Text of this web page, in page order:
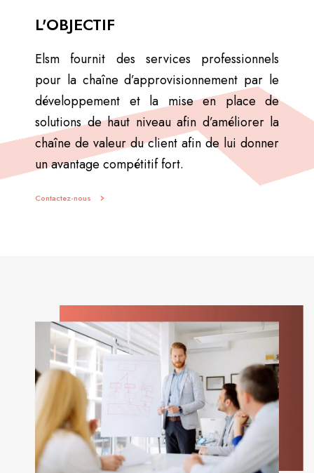
L'OBJECTIF
Elsm fournit des services professionnels
pour la chaîne d’approvisionnement par le
développement et la mise en place de
solutions de haut niveau afin d’améliorer la
chaîne de valeur du client afin de lui donner
un avantage compétitif fort.
Contactez-nous